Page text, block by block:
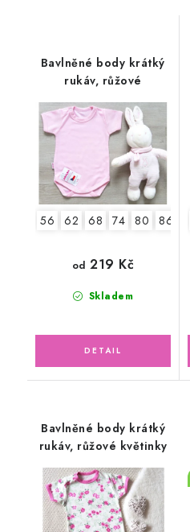
Bavlněné body krátký
rukáv, růžové
56 62 68 74 80 86
Skladem
od 219 Kč
Bavlněné body krátký
rukáv, růžové květinky